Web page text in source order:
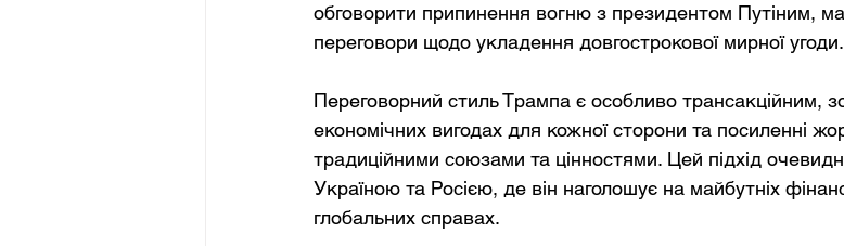
обговорити припинення вогню з президентом Путіним,
переговори щодо укладення довгострокової мирної угоди.
Переговорний стиль Трампа є особливо трансакційним,
економічних вигодах для кожної сторони та посиленні
традиційними союзами та цінностями. Цей підхід
Україною та Росією, де він наголошує на майбутніх
глобальних справах.